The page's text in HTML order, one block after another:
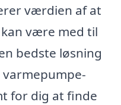
værdien af at
være med til
bedste løsning
for dig at finde